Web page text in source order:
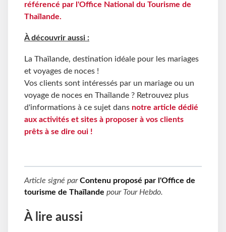
référencé par l'Office National du Tourisme de
Thaïlande.
À découvrir aussi :
La Thaïlande, destination idéale pour les mariages
et voyages de noces !
Vos clients sont intéressés par un mariage ou un
voyage de noces en Thaïlande ? Retrouvez plus
d'informations à ce sujet dans notre article dédié
aux activités et sites à proposer à vos clients
prêts à se dire oui !
Article signé parContenu proposé par l'Office de
tourisme de Thaïlande pour Tour Hebdo.
À lire aussi